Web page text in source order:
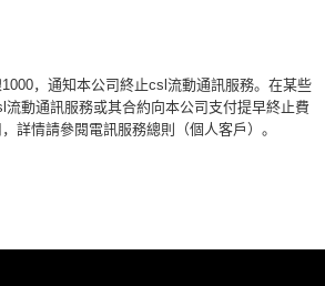
，通知本公司終止csl流動通訊服務。在某些
動通訊服務或其合約向本公司支付提早終止費
詳情請參閱電訊服務總則（個人客戶）。